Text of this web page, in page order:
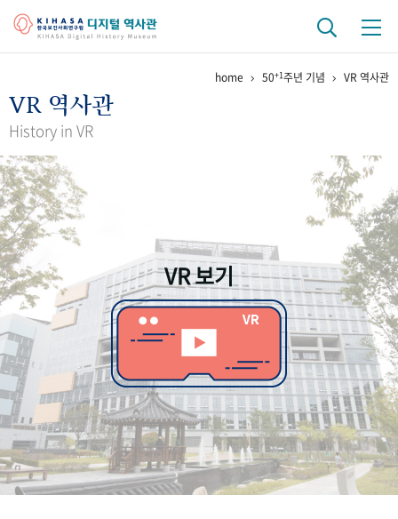
걸어온 길 기관 변천사
연구 역사
정책과 연구
간행물 변천사
기록물 아카이브
사진 아카이브 문서 기록물 행정박물 영상 기록물
50 주년 기념
성과 50선 숫자로 보는 50년 50 +1주년 광장
세계와 함께 한 KIHASA
VR 역사관
home 50+1주년 기념 VR 역사관
VR 역사관
History in VR
VR 보기